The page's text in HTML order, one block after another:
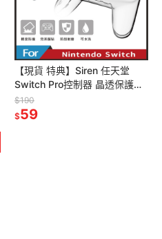
【現貨 特典】Siren 任天堂
Switch Pro控制器 晶透保護殼
(WL-NS-001)
$190
$59